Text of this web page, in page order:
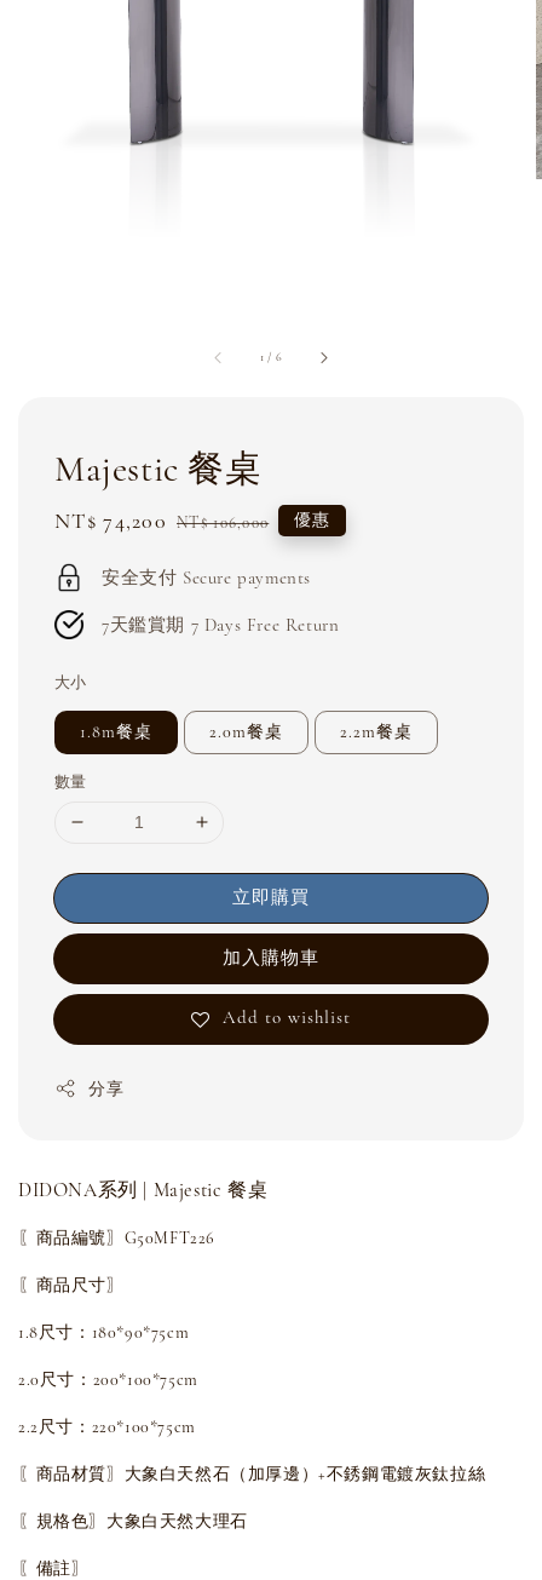
1 / 6
Majestic 餐桌
Sale
NT$ 74,200 Regular
NT$ 106,000 優惠
安全支付 Secure payments
7天鑑賞期 7 Days Free Return
大小
1.8m餐桌 2.0m餐桌 2.2m餐桌
數量
立即購買
加入購物車
Add to wishlist
分享
DIDONA系列 | Majestic 餐桌
〖商品編號〗G50MFT226
〖商品尺寸〗
1.8尺寸：180*90*75cm
2.0尺寸：200*100*75cm
2.2尺寸：220*100*75cm
〖商品材質〗大象白天然石（加厚邊）+不銹鋼電鍍灰鈦拉絲
〖規格色〗大象白天然大理石
〖備註〗